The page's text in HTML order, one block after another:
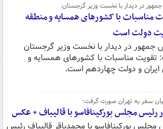
در دیدار با نخست وزیر گرجستان:
مناسبات با کشورهای همسایه و منطقه
دولت است
جمهور در دیدار با نخست وزیر گرجستان
تقویت مناسبات با کشورهای همسایه و
و دولت چهاردهم است.
سفر به تهران صورت گرفت؛
رئیس مجلس بورکینافاسو با قالیباف + عکس
مجلس بورکینافاسو با محمدباقر قالیباف رئیس